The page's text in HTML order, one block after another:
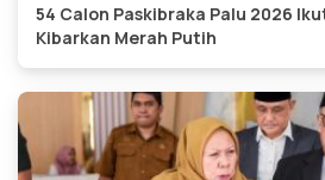
54 Calon Paskibraka Palu 2026
Kibarkan Merah Putih